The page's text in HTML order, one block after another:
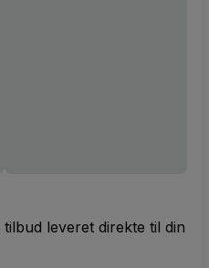
leveret direkte til din